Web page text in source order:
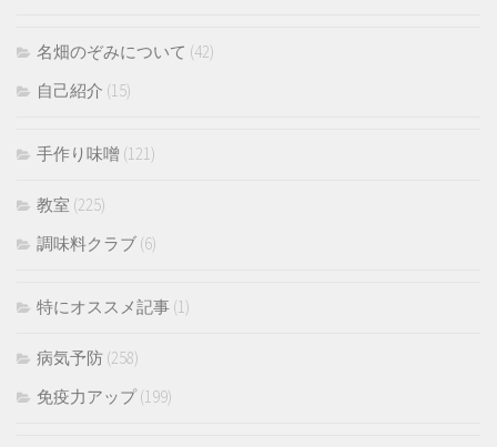
名畑のぞみについて (42)
自己紹介 (15)
手作り味噌 (121)
教室 (225)
調味料クラブ (6)
特にオススメ記事 (1)
病気予防 (258)
免疫力アップ(199)